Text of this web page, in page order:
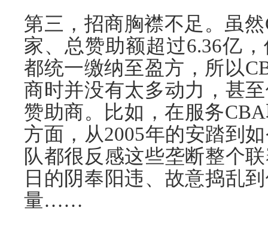
第三，招商胸襟不足。虽
家、总赞助额超过6.36亿
都统一缴纳至盈方，所以
商时并没有太多动力，甚
赞助商。比如，在服务
方面，从2005年的安踏到
队都很反感这些垄断整个
日的阴奉阳违、故意捣乱
量……